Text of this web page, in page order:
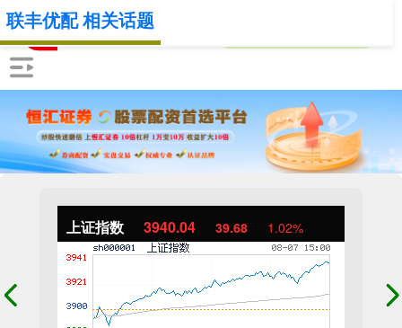
上证指数 3940.04 39.68 1.02%
联丰优配 相关话题